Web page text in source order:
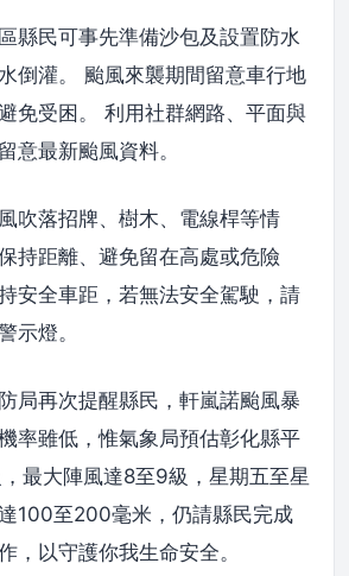
縣民可事先準備沙包及設置防水
倒灌。 颱風來襲期間留意車行地
免受困。 利用社群網路、平面與
意最新颱風資料。
吹落招牌、樹木、電線桿等情
持距離、避免留在高處或危險
安全車距，若無法安全駕駛，請
示燈。
局再次提醒縣民，軒嵐諾颱風暴
率雖低，惟氣象局預估彰化縣平
最大陣風達8至9級，星期五至星
100至200毫米，仍請縣民完成
，以守護你我生命安全。